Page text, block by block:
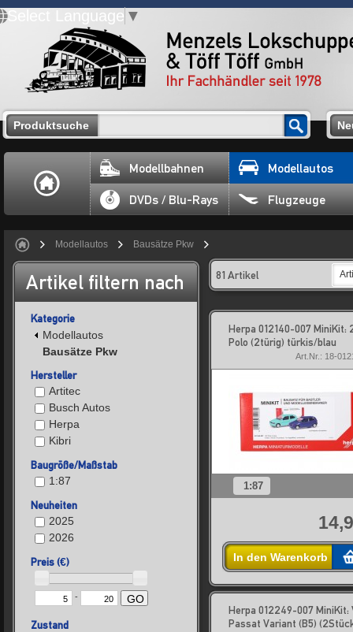
Select Language ▼
Produktsuche
Modellbahnen Modellautos
DVDs / Blu-Rays Flugzeuge
Modellautos Bausätze Pkw
Artikel filtern nach
Kategorie
Modellautos
Bausätze Pkw
Hersteller
Artitec
Busch Autos
Herpa
Kibri
Baugröße/Maßstab
1:87
Neuheiten
2025
2026
Preis (€)
- GO
Zustand
81 Artikel
Herpa 012140-007 MiniKit:
Polo (2türig) türkis/blau
Art.Nr.: 18-
1:87
In den Warenkorb
Herpa 012249-007 MiniKit:
Passat Variant (B5)